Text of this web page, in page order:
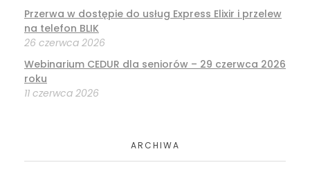
Przerwa w dostępie do usług Express Elixir i przelew
na telefon BLIK
26 czerwca 2026
Webinarium CEDUR dla seniorów – 29 czerwca 2026
roku
11 czerwca 2026
ARCHIWA